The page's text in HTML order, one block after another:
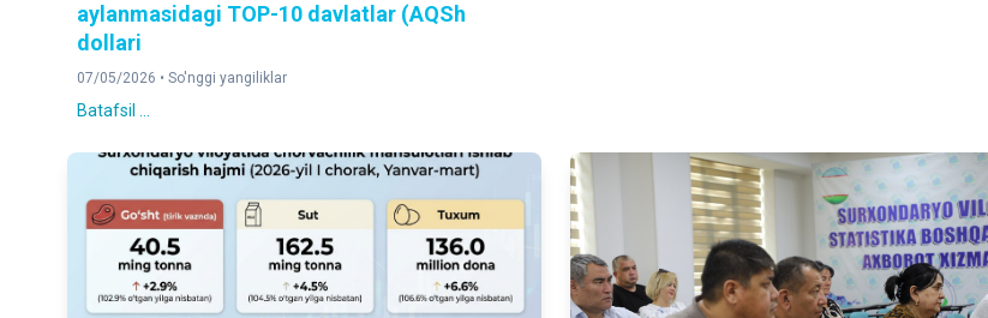
aylanmasidagi TOP-10 davlatlar (AQSh
dollari
07/05/2026 • So'nggi yangiliklar
Batafsil ...